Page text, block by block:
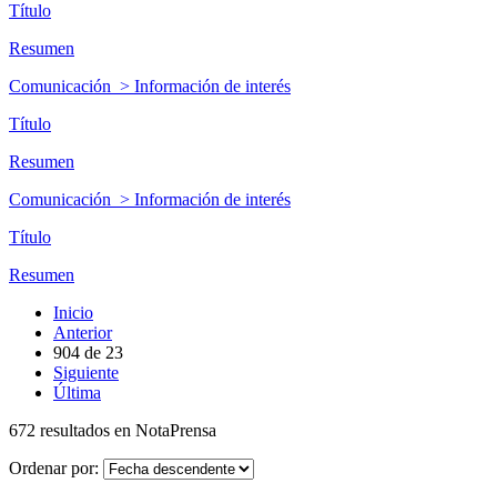
Título
Resumen
Comunicación > Información de interés
Título
Resumen
Comunicación > Información de interés
Título
Resumen
Inicio
Anterior
904 de 23
Siguiente
Última
672 resultados en NotaPrensa
Ordenar por: